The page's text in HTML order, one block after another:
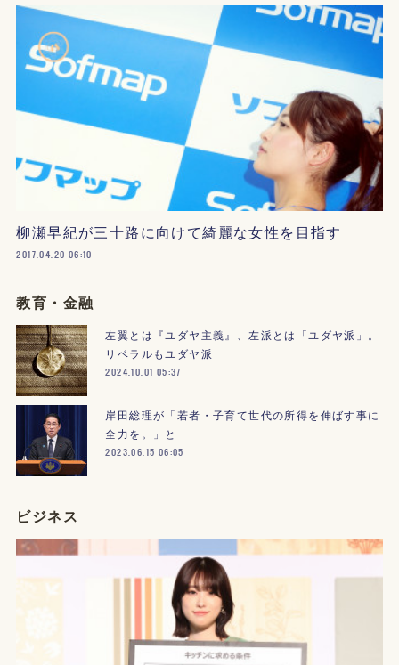
柳瀬早紀が三十路に向けて綺麗な女性を目指す
2017.04.20 06:10
教育・金融
左翼とは『ユダヤ主義』、左派とは「ユダヤ派」。
リベラルもユダヤ派
2024.10.01 05:37
岸田総理が「若者・子育て世代の所得を伸ばす事に
全力を。」と
2023.06.15 06:05
ビジネス